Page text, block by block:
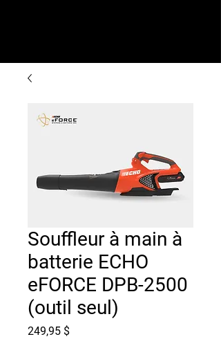
Souffleur à main à
batterie ECHO
eFORCE DPB-2500
(outil seul)
249,95 $Prix